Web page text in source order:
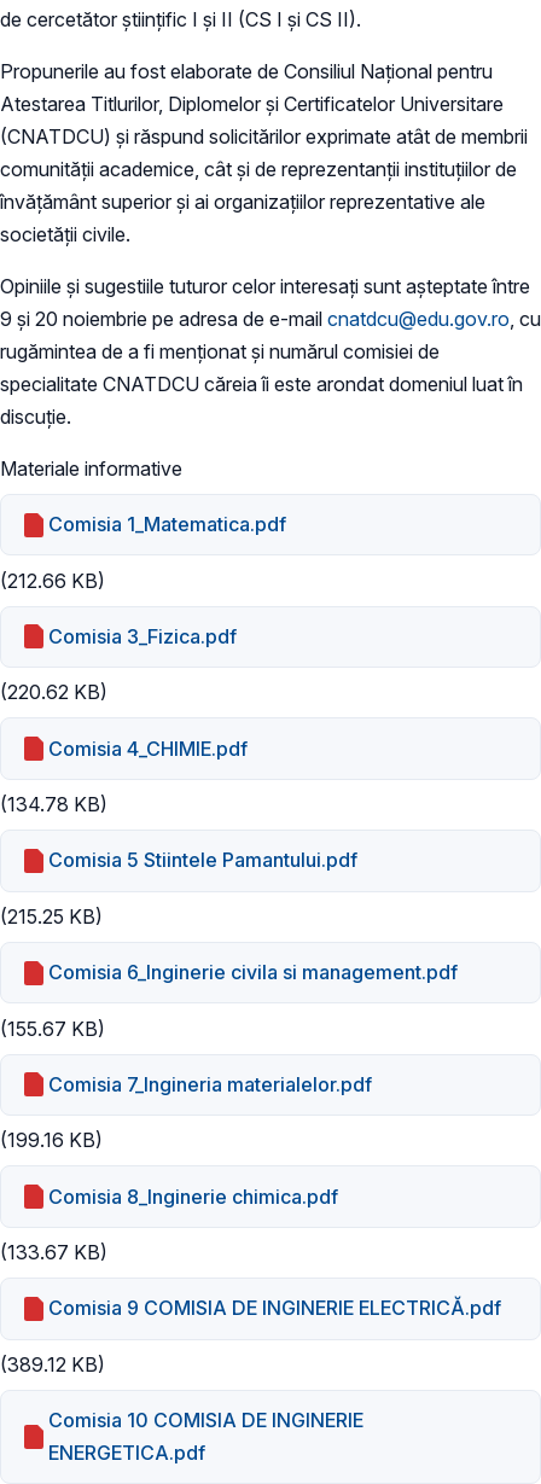
de cercetător științific I și II (CS I și CS II).
Propunerile au fost elaborate de Consiliul Național pentru
Atestarea Titlurilor, Diplomelor și Certificatelor Universitare
(CNATDCU) și răspund solicitărilor exprimate atât de membrii
comunității academice, cât și de reprezentanții instituțiilor de
învățământ superior și ai organizațiilor reprezentative ale
societății civile.
Opiniile şi sugestiile tuturor celor interesați sunt așteptate între
9 și 20 noiembrie pe adresa de e-mail cnatdcu@edu.gov.ro , cu
rugămintea de a fi menționat și numărul comisiei de
specialitate CNATDCU căreia îi este arondat domeniul luat în
discuție.
Materiale informative
Comisia 1_Matematica.pdf
(212.66 KB)
Comisia 3_Fizica.pdf
(220.62 KB)
Comisia 4_CHIMIE.pdf
(134.78 KB)
Comisia 5 Stiintele Pamantului.pdf
(215.25 KB)
Comisia 6_Inginerie civila si management.pdf
(155.67 KB)
Comisia 7_Ingineria materialelor.pdf
(199.16 KB)
Comisia 8_Inginerie chimica.pdf
(133.67 KB)
Comisia 9 COMISIA DE INGINERIE ELECTRICĂ.pdf
(389.12 KB)
Comisia 10 COMISIA DE INGINERIE
ENERGETICA.pdf